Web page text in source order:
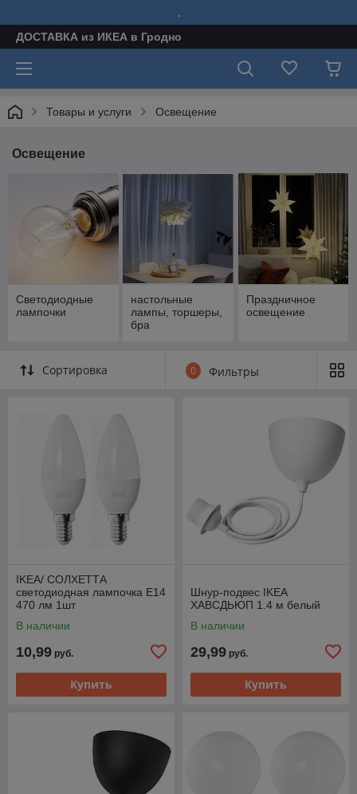
.
ДОСТАВКА из ИКЕА в Гродно
Товары и услуги Освещение
Освещение
Светодиодные
лампочки
настольные
лампы, торшеры,
бра
Праздничное
освещение
Сортировка 0 Фильтры
IKEA/ СОЛХЕТТА
светодиодная лампочка E14
470 лм 1шт
В наличии
10,99 руб.
Купить
Шнур-подвес IKEA
ХАВСДЬЮП 1.4 м белый
В наличии
29,99 руб.
Купить